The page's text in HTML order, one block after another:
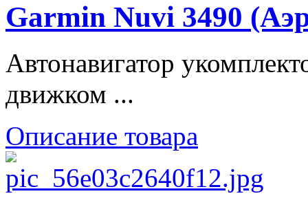
Garmin Nuvi 3490
Автонавигатор
движком ...
Описание товара